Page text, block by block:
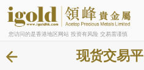
您访问的是香港地区网站 投资有风险 交易需谨慎
现货交易